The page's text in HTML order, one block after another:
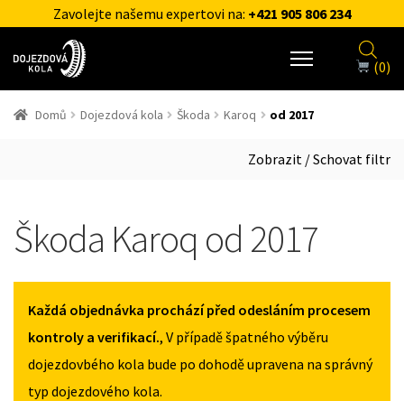
Zavolejte našemu expertovi na: +421 905 806 234
(0)
Domů Dojezdová kola Škoda Karoq od 2017
Zobrazit / Schovat filtr
Škoda Karoq od 2017
Každá objednávka prochází před odesláním procesem
kontroly a verifikací., V případě špatného výběru
dojezdovbého kola bude po dohodě upravena na správný
typ dojezdového kola.